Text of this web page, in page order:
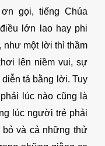
gọi, tiếng Chúa
lớn lao hay phi
như một lời thì thầm
lên niềm vui, sự
tả bằng lời. Tuy
lúc nào cũng là
lúc người trẻ phải
và cả những thử